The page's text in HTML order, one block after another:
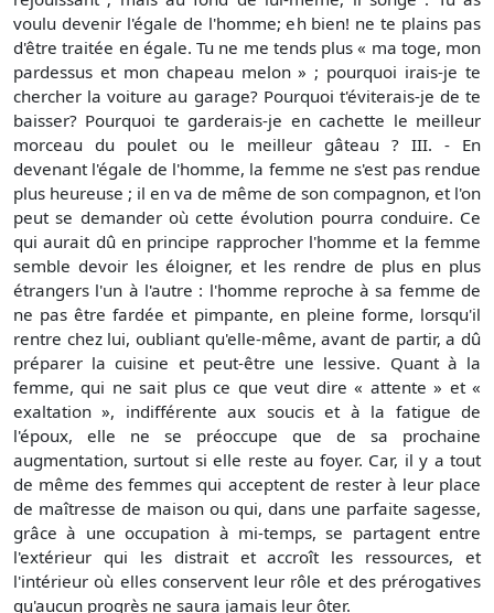
voulu devenir l'égale de l'homme; eh bien! ne te plains pas
d'être traitée en égale. Tu ne me tends plus « ma toge, mon
pardessus et mon chapeau melon » ; pourquoi irais-je te
chercher la voiture au garage? Pourquoi t'éviterais-je de te
baisser? Pourquoi te garderais-je en cachette le meilleur
morceau du poulet ou le meilleur gâteau ? III. - En
devenant l'égale de l'homme, la femme ne s'est pas rendue
plus heureuse ; il en va de même de son compagnon, et l'on
peut se demander où cette évolution pourra conduire. Ce
qui aurait dû en principe rapprocher l'homme et la femme
semble devoir les éloigner, et les rendre de plus en plus
étrangers l'un à l'autre : l'homme reproche à sa femme de
ne pas être fardée et pimpante, en pleine forme, lorsqu'il
rentre chez lui, oubliant qu'elle-même, avant de partir, a dû
préparer la cuisine et peut-être une lessive. Quant à la
femme, qui ne sait plus ce que veut dire « attente » et «
exaltation », indifférente aux soucis et à la fatigue de
l'époux, elle ne se préoccupe que de sa prochaine
augmentation, surtout si elle reste au foyer. Car, il y a tout
de même des femmes qui acceptent de rester à leur place
de maîtresse de maison ou qui, dans une parfaite sagesse,
grâce à une occupation à mi-temps, se partagent entre
l'extérieur qui les distrait et accroît les ressources, et
l'intérieur où elles conservent leur rôle et des prérogatives
qu'aucun progrès ne saura jamais leur ôter.